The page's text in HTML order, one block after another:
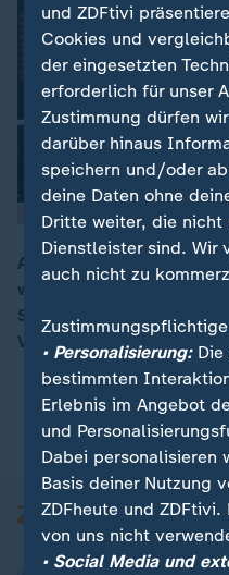
Allein in Deutschland
wirtschaftlichen Schäden
Summe von 330
Valerie Haller mit
und ZDFtivi
Cookies und
der eingesetzten
erforderlich für unser
Zustimmung dürfen
darüber hinaus
speichern und/oder
deine Daten ohne
Dritte weiter, die nicht
Dienstleister sind. Wir
auch nicht zu
• Personalisierung:Die
bestimmten
Erlebnis im Angebot
und
Dabei personalisieren
Basis deiner Nutzung
ZDFheute und
von uns nicht
• Social Media und